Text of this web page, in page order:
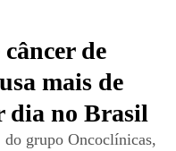
de
mais de
dia no Brasil
grupo Oncoclínicas,